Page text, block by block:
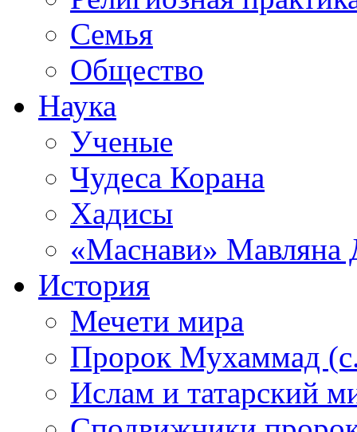
Семья
Общество
Наука
Ученые
Чудеса Корана
Хадисы
«Маснави» Мавляна
История
Мечети мира
Пророк Мухаммад
Ислам и татарский